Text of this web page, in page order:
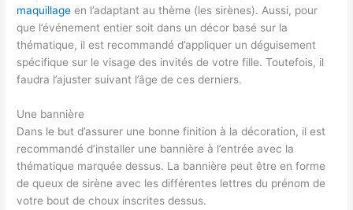
maquillage en l’adaptant au thème (les sirènes). Aussi, pour
que l’événement entier soit dans un décor basé sur la
thématique, il est recommandé d’appliquer un déguisement
spécifique sur le visage des invités de votre fille. Toutefois, il
faudra l’ajuster suivant l’âge de ces derniers.
Une bannière
Dans le but d’assurer une bonne finition à la décoration, il est
recommandé d’installer une bannière à l’entrée avec la
thématique marquée dessus. La bannière peut être en forme
de queux de sirène avec les différentes lettres du prénom de
votre bout de choux inscrites dessus.